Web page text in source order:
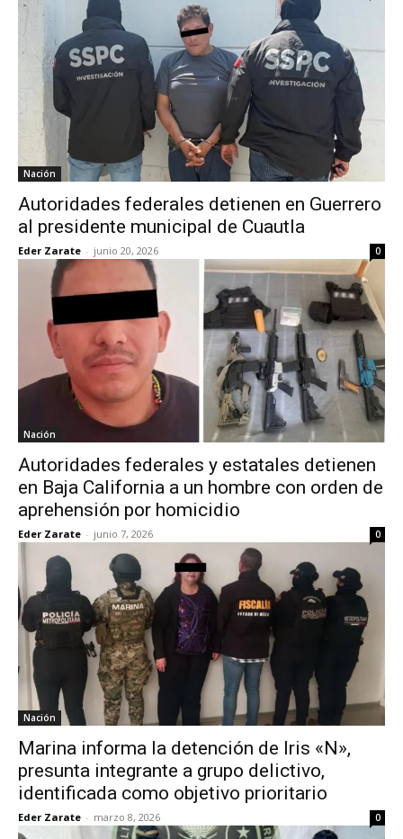
Nación
Autoridades federales detienen en Guerrero
al presidente municipal de Cuautla
Eder Zarate - junio 20, 2026 0
Nación
Autoridades federales y estatales detienen
en Baja California a un hombre con orden de
aprehensión por homicidio
Eder Zarate - junio 7, 2026 0
Nación
Marina informa la detención de Iris «N»,
presunta integrante a grupo delictivo,
identificada como objetivo prioritario
Eder Zarate - marzo 8, 2026 0